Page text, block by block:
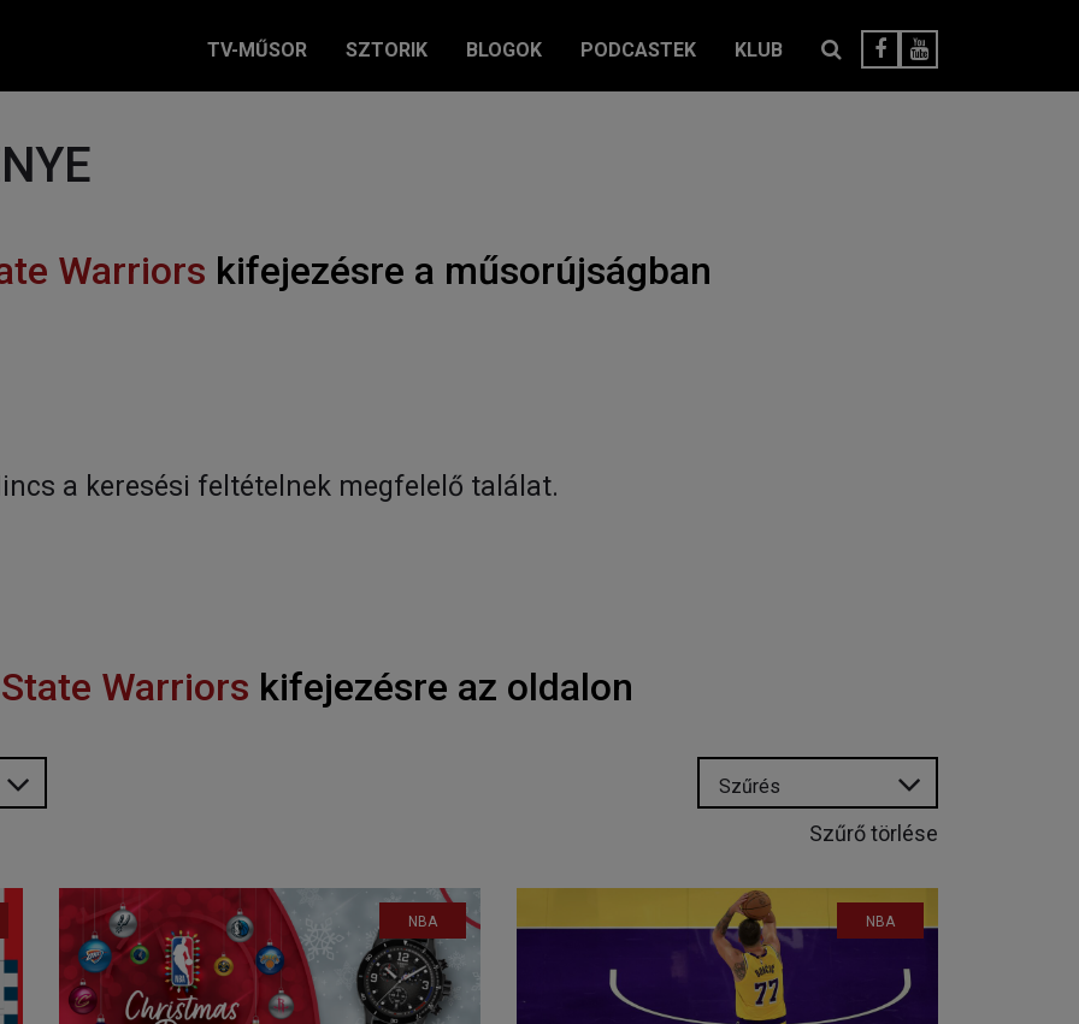
TV-MŰSOR SZTORIK BLOGOK PODCASTEK KLUB
Warriors kifejezésre a műsorújságban
a keresési feltételnek megfelelő találat.
Warriors kifejezésre az oldalon
Szűrés
Szűrő törlése
NBA NBA